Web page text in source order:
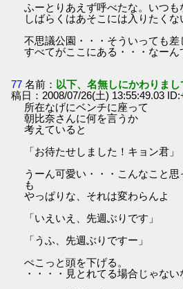
ふーとりあえず呼べたな。いつも
しばらくはあそこには入りたくな
不思議公園・・・そういっても差
すべてがここにある・・・なーん
77 名前： 以下、名無しにかわりま
稿日：2008/07/26(土) 13:55:49.03
所在なげにベンチに座って
朝比奈さんに何を言うか
考えていると
「お待たせしました！キョン君」
うーん可愛い・・・こんなこと
も
やっぱりな、それは変わらんよ
「いえいえ、先週ぶりです」
「うふ、先週ぶりですー」
ぺこっと頭を下げる。
・・・・見とれてる場合じゃない